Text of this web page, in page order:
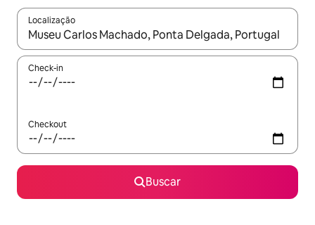
Localização
Quando os resultados estiverem disponíveis, explore-os
Check-in
Checkout
Buscar